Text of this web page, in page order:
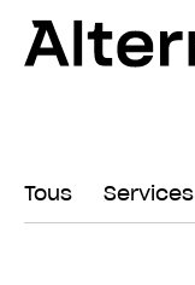
Tous Services